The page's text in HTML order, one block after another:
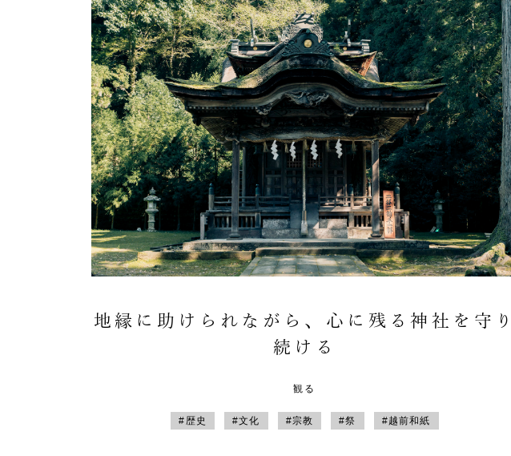
地縁に助けられながら、心に残る神社を守り
続ける
観る
#歴史 #文化 #宗教 #祭 #越前和紙